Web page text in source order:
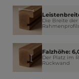
Die Breite
Falzhöhe:
Der Platz im
Rückwand